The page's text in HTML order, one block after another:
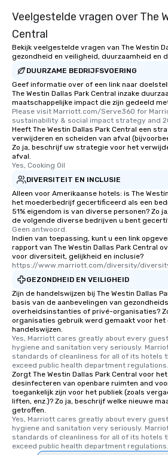
Veelgestelde vragen over The
Central
Bekijk veelgestelde vragen van The Westin
gezondheid en veiligheid, duurzaamheid en
DUURZAME BEDRIJFSVOERING
Geef informatie over of een link naar
The Westin Dallas Park Central inzake
maatschappelijke impact die zijn gedeeld
Please visit Marriott.com/Serve360 for
sustainability & social impact strategy and
Heeft The Westin Dallas Park Central een
verwijderen en scheiden van afval
Zo ja, beschrijf uw strategie voor het
afval.
Yes, Cooking Oil
DIVERSITEIT EN INCLUSIE
Alleen voor Amerikaanse hotels: is The
het moederbedrijf gecertificeerd als een
51% eigendom is van diverse personen? Zo
de volgende diverse bedrijven u bent
Geen antwoord.
Indien van toepassing, kunt u een link
rapport van The Westin Dallas Park Central
voor diversiteit, gelijkheid en inclusie?
https://www.marriott.com/diversity/
GEZONDHEID EN VEILIGHEID
Zijn de handelswijzen bij The Westin Dallas
basis van de aanbevelingen van
overheidsinstanties of privé-organisaties?
organisaties gebruik werd gemaakt voor het
handelswijzen.
Yes, Marriott cares greatly about every
hygiene and sanitation very seriously.
standards of cleanliness for all of its hotels
exceed public health department regulations.
Zorgt The Westin Dallas Park Central voor
desinfecteren van openbare ruimten and
toegankelijk zijn voor het publiek (zoals
liften, enz.)? Zo ja, beschrijf welke nieuwe
getroffen.
Yes, Marriott cares greatly about every
hygiene and sanitation very seriously.
standards of cleanliness for all of its hotels
exceed public health department regulations.